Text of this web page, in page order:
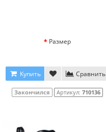
Размер
Купить Сравнить
Закончился Артикул: 710136